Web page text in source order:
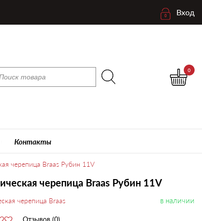
Вход
0
Контакты
черепица Braas Рубин 11V
черепица Braas Рубин 11V
черепица Braas в наличии
Отзывов (0)